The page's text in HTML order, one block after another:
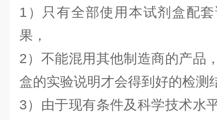
1）只有全部使用本试剂盒配
果，
2）不能混用其他制造商的产品
盒的实验说明才会得到好的检测
3）由于现有条件及科学技术水